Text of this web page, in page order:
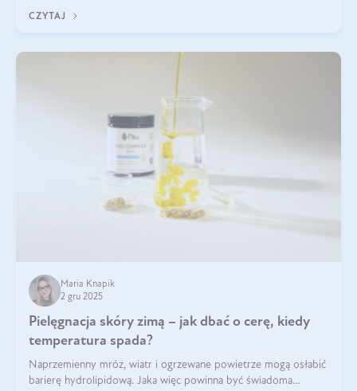
bydlęcy.
CZYTAJ
Maria Knapik
2 gru 2025
Pielęgnacja skóry zimą – jak dbać o cerę, kiedy
temperatura spada?
Naprzemienny mróz, wiatr i ogrzewane powietrze mogą osłabić
barierę hydrolipidową. Jaka więc powinna być świadoma